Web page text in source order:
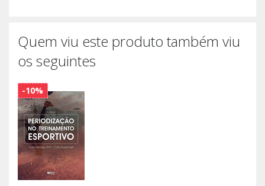
Quem viu este produto também viu
os seguintes
-10%